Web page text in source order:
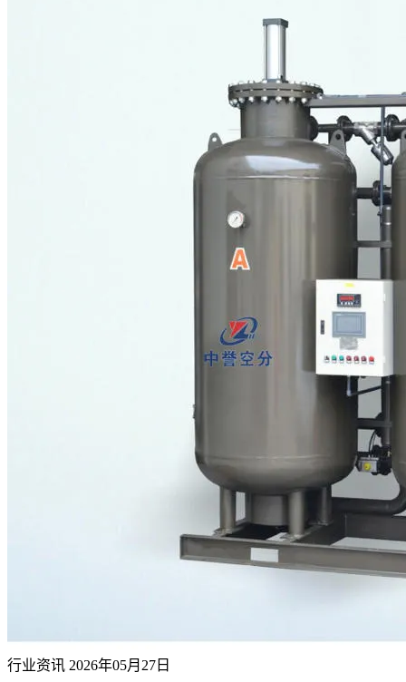
行业资讯 2026年05月27日